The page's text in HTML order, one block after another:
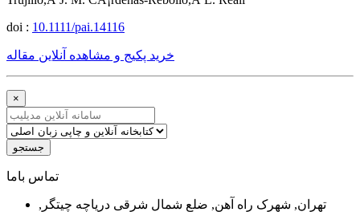
doi : 10.1111/pai.14116
خرید پکیج و مشاهده آنلاین مقاله
×
جستجو
ﺗﻤﺎﺱ ﺑﺎﻣﺎ
تهران, شهرک راه آهن, ضلع شمال شرقی دریاچه چیتگر,